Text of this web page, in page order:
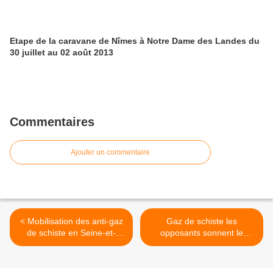
Etape de la caravane de Nîmes à Notre Dame des Landes du
30 juillet au 02 août 2013
Commentaires
Ajouter un commentaire
< Mobilisation des anti-gaz
de schiste en Seine-et-
Marne
Gaz de schiste les
opposants sonnent le
rassemblement à Barjac >